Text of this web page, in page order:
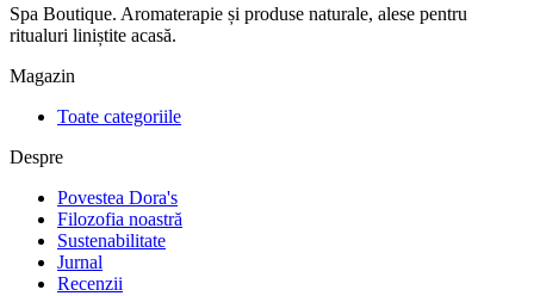
Spa Boutique. Aromaterapie și produse naturale, alese pentru
ritualuri liniștite acasă.
Magazin
Toate categoriile
Despre
Povestea Dora's
Filozofia noastră
Sustenabilitate
Jurnal
Recenzii